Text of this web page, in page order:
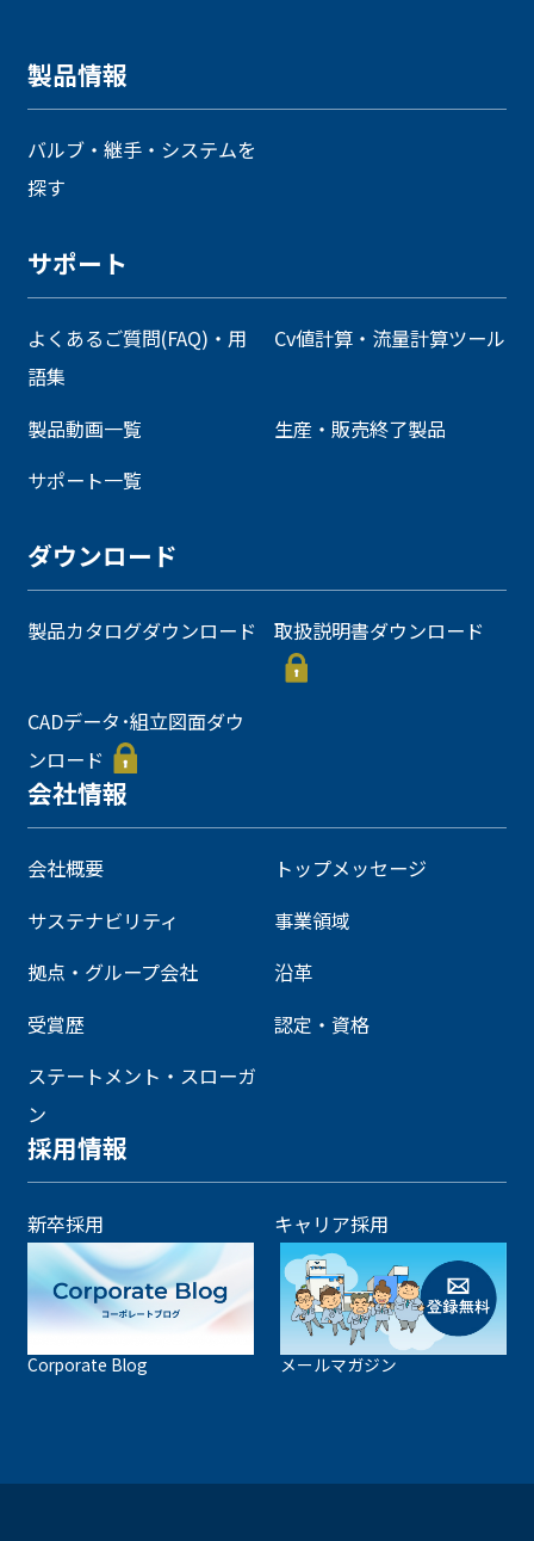
製品情報
バルブ・継手・システムを
探す
サポート
よくあるご質問(FAQ)・用
語集
Cv値計算・流量計算ツール
製品動画一覧
生産・販売終了製品
サポート一覧
ダウンロード
製品カタログダウンロード 取扱説明書ダウンロード
CADデータ･組立図面ダウ
ンロード
会社情報
会社概要
トップメッセージ
サステナビリティ
事業領域
拠点・グループ会社
沿革
受賞歴
認定・資格
ステートメント・スローガ
ン
採用情報
新卒採用 キャリア採用
Corporate Blog メールマガジン